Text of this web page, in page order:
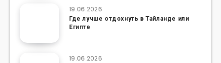
19.06.2026
Где лучше отдохнуть в Тайланде или
Египте
19.06.2026